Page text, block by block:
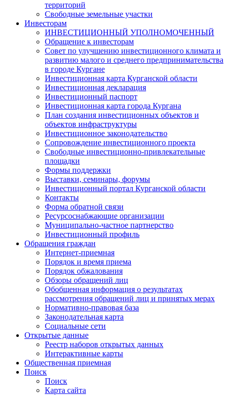
территорий
Свободные земельные участки
Инвесторам
ИНВЕСТИЦИОННЫЙ УПОЛНОМОЧЕННЫЙ
Обращение к инвесторам
Совет по улучшению инвестиционного климата и
развитию малого и среднего предпринимательства
в городе Кургане
Инвестиционная карта Курганской области
Инвестиционная декларация
Инвестиционный паспорт
Инвестиционная карта города Кургана
План создания инвестиционных объектов и
объектов инфраструктуры
Инвестиционное законодательство
Сопровождение инвестиционного проекта
Свободные инвестиционно-привлекательные
площадки
Формы поддержки
Выставки, семинары, форумы
Инвестиционный портал Курганской области
Контакты
Форма обратной связи
Ресурсоснабжающие организации
Муниципально-частное партнерство
Инвестиционный профиль
Обращения граждан
Интернет-приемная
Порядок и время приема
Порядок обжалования
Обзоры обращений лиц
Обобщенная информация о результатах
рассмотрения обращений лиц и принятых мерах
Нормативно-правовая база
Законодательная карта
Социальные сети
Открытые данные
Реестр наборов открытых данных
Интерактивные карты
Общественная приемная
Поиск
Поиск
Карта сайта